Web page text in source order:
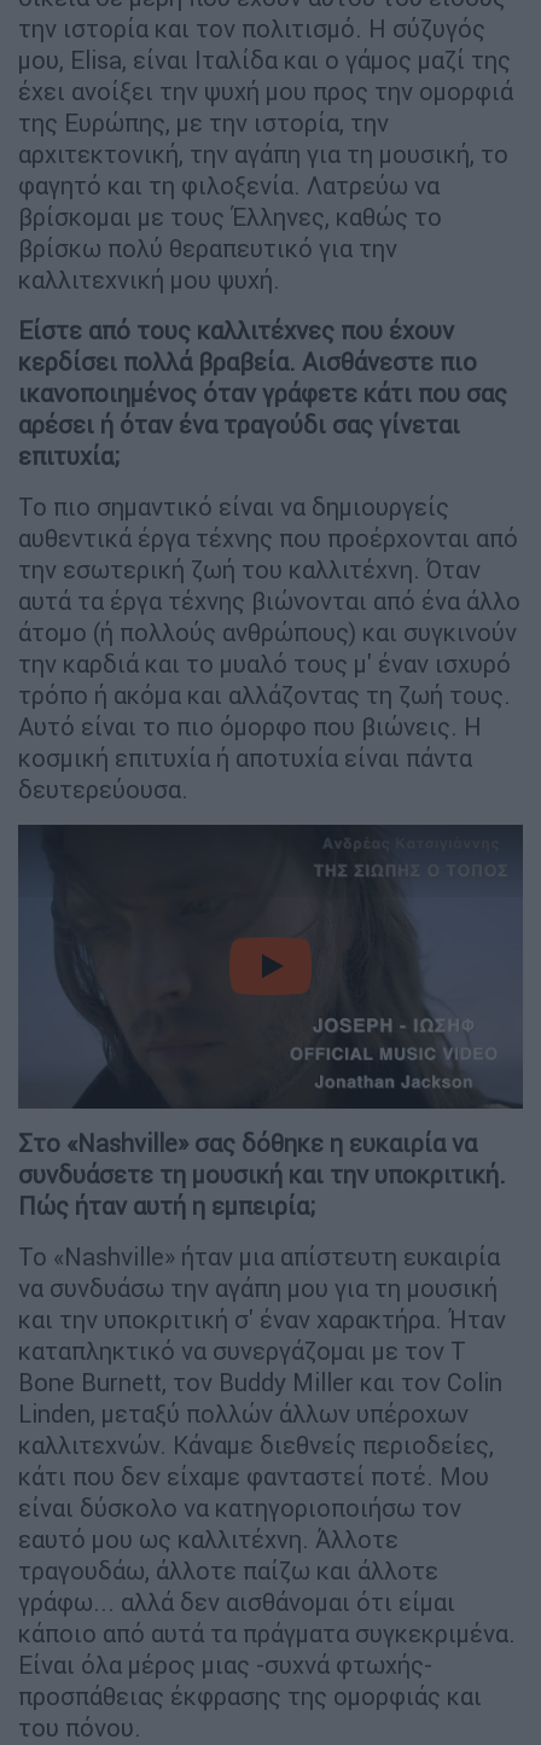
την ιστορία και τον πολιτισμό. Η σύζυγός
μου, Elisa, είναι Ιταλίδα και ο γάμος μαζί της
έχει ανοίξει την ψυχή μου προς την ομορφιά
της Ευρώπης, με την ιστορία, την
αρχιτεκτονική, την αγάπη για τη μουσική, το
φαγητό και τη φιλοξενία. Λατρεύω να
βρίσκομαι με τους Έλληνες, καθώς το
βρίσκω πολύ θεραπευτικό για την
καλλιτεχνική μου ψυχή.
Είστε από τους καλλιτέχνες που έχουν
κερδίσει πολλά βραβεία. Αισθάνεστε πιο
ικανοποιημένος όταν γράφετε κάτι που σας
αρέσει ή όταν ένα τραγούδι σας γίνεται
επιτυχία;
Το πιο σημαντικό είναι να δημιουργείς
αυθεντικά έργα τέχνης που προέρχονται από
την εσωτερική ζωή του καλλιτέχνη. Όταν
αυτά τα έργα τέχνης βιώνονται από ένα άλλο
άτομο (ή πολλούς ανθρώπους) και συγκινούν
την καρδιά και το μυαλό τους μ' έναν ισχυρό
τρόπο ή ακόμα και αλλάζοντας τη ζωή τους.
Αυτό είναι το πιο όμορφο που βιώνεις. Η
κοσμική επιτυχία ή αποτυχία είναι πάντα
δευτερεύουσα.
video
Στο «Nashville» σας δόθηκε η ευκαιρία να
συνδυάσετε τη μουσική και την υποκριτική.
Πώς ήταν αυτή η εμπειρία;
Το «Nashville» ήταν μια απίστευτη ευκαιρία
να συνδυάσω την αγάπη μου για τη μουσική
και την υποκριτική σ' έναν χαρακτήρα. Ήταν
καταπληκτικό να συνεργάζομαι με τον T
Bone Burnett, τον Buddy Miller και τον Colin
Linden, μεταξύ πολλών άλλων υπέροχων
καλλιτεχνών. Κάναμε διεθνείς περιοδείες,
κάτι που δεν είχαμε φανταστεί ποτέ. Μου
είναι δύσκολο να κατηγοριοποιήσω τον
εαυτό μου ως καλλιτέχνη. Άλλοτε
τραγουδάω, άλλοτε παίζω και άλλοτε
γράφω... αλλά δεν αισθάνομαι ότι είμαι
κάποιο από αυτά τα πράγματα συγκεκριμένα.
Είναι όλα μέρος μιας -συχνά φτωχής-
προσπάθειας έκφρασης της ομορφιάς και
του πόνου.